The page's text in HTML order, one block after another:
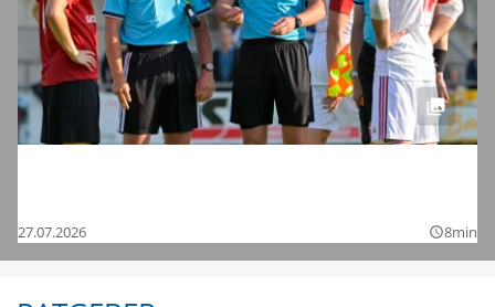
27.07.2026 query_builder8min